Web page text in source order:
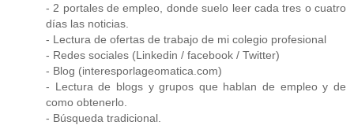
- 2 portales de empleo, donde suelo leer cada tres o cuatro
días las noticias.
- Lectura de ofertas de trabajo de mi colegio profesional
- Redes sociales (Linkedin / facebook / Twitter)
- Blog (interesporlageomatica.com)
- Lectura de blogs y grupos que hablan de empleo y de
como obtenerlo.
- Búsqueda tradicional.